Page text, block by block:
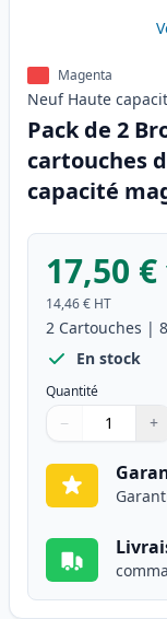
Magenta
Neuf Haute
Pack de 2
cartouches
capacité
17,50 €
14,46 € HT
2 Cartouches |
En stock
Quantité
Quantité
Utilisez les
− +
Quantité